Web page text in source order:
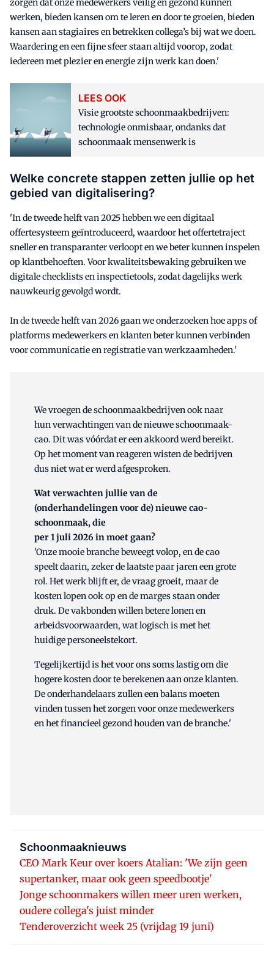
zorgen dat onze medewerkers veilig en gezond kunnen
werken, bieden kansen om te leren en door te groeien, bieden
kansen aan stagiaires en betrekken collega’s bij wat we doen.
Waardering en een fijne sfeer staan altijd voorop, zodat
iedereen met plezier en energie zijn werk kan doen.'
LEES OOK
Visie grootste schoonmaakbedrijven:
technologie onmisbaar, ondanks dat
schoonmaak mensenwerk is
Welke concrete stappen zetten jullie op het
gebied van digitalisering?
'In de tweede helft van 2025 hebben we een digitaal
offertesysteem geïntroduceerd, waardoor het offertetraject
sneller en transparanter verloopt en we beter kunnen inspelen
op klantbehoeften. Voor kwaliteitsbewaking gebruiken we
digitale checklists en inspectietools, zodat dagelijks werk
nauwkeurig gevolgd wordt.
In de tweede helft van 2026 gaan we onderzoeken hoe apps of
platforms medewerkers en klanten beter kunnen verbinden
voor communicatie en registratie van werkzaamheden.'
We vroegen de schoonmaakbedrijven ook naar
hun verwachtingen van de nieuwe schoonmaak-
cao. Dit was vóórdat er een akkoord werd bereikt.
Op het moment van reageren wisten de bedrijven
dus niet wat er werd afgesproken.
Wat verwachten jullie van de
(onderhandelingen voor de) nieuwe cao-
schoonmaak, die
per 1 juli 2026 in moet gaan?
'Onze mooie branche beweegt volop, en de cao
speelt daarin, zeker de laatste paar jaren een grote
rol. Het werk blijft er, de vraag groeit, maar de
kosten lopen ook op en de marges staan onder
druk. De vakbonden willen betere lonen en
arbeidsvoorwaarden, wat logisch is met het
huidige personeelstekort.
Tegelijkertijd is het voor ons soms lastig om die
hogere kosten door te berekenen aan onze klanten.
De onderhandelaars zullen een balans moeten
vinden tussen het zorgen voor onze medewerkers
en het financieel gezond houden van de branche.'
Schoonmaaknieuws
CEO Mark Keur over koers Atalian: 'We zijn geen
supertanker, maar ook geen speedbootje'
Jonge schoonmakers willen meer uren werken,
oudere collega's juist minder
Tenderoverzicht week 25 (vrijdag 19 juni)